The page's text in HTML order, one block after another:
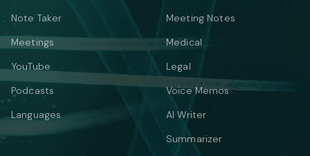
Note Taker
Meetings
YouTube
Podcasts
Languages
Meeting Notes
Medical
Legal
Voice Memos
AI Writer
Summarizer